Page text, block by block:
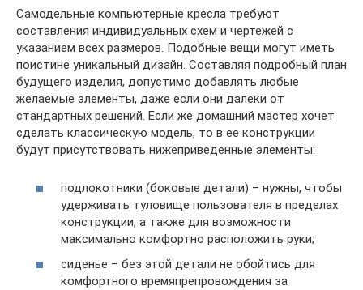
Самодельные компьютерные кресла требуют
составления индивидуальных схем и чертежей с
указанием всех размеров. Подобные вещи могут иметь
поистине уникальный дизайн. Составляя подробный план
будущего изделия, допустимо добавлять любые
желаемые элементы, даже если они далеки от
стандартных решений. Если же домашний мастер хочет
сделать классическую модель, то в ее конструкции
будут присутствовать нижеприведенные элементы:
подлокотники (боковые детали) – нужны, чтобы
удерживать туловище пользователя в пределах
конструкции, а также для возможности
максимально комфортно расположить руки;
сиденье – без этой детали не обойтись для
комфортного времяпрепровождения за